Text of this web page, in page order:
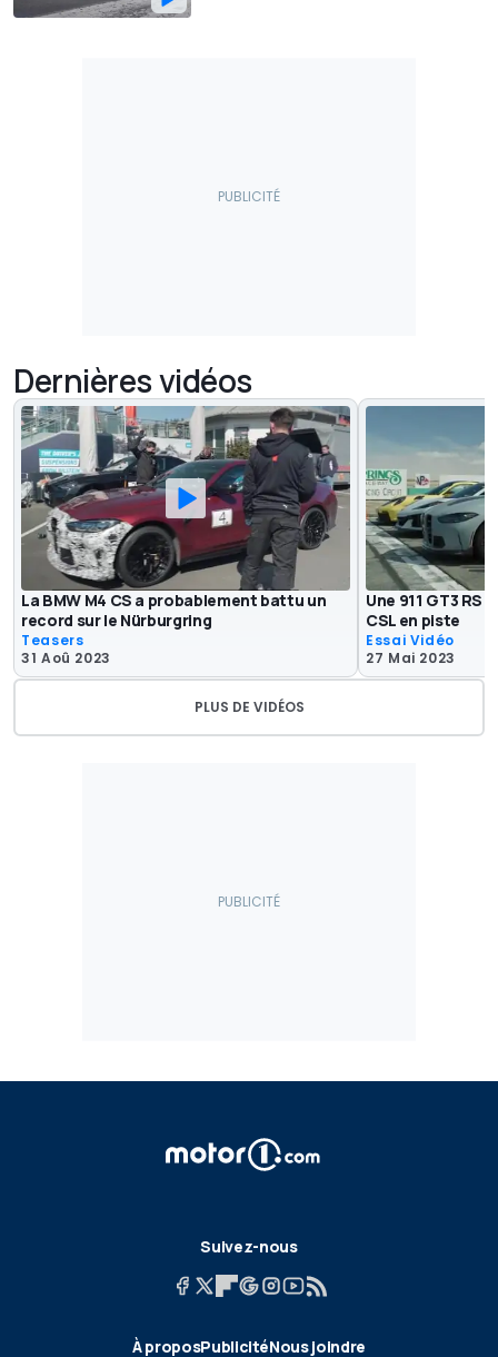
Dernières vidéos
La BMW M4 CS a probablement battu un
record sur le Nürburgring
Teasers
31 Aoû 2023
Une 911 GT3
CSL en piste
Essai Vidéo
27 Mai 2023
PLUS DE VIDÉOS
Suivez-nous
À proposPublicitéNous joindre